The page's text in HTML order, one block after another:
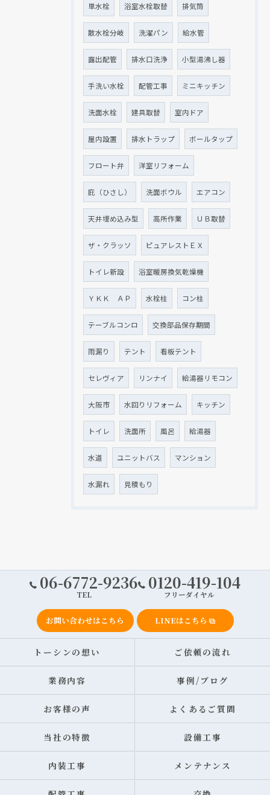
単水栓 浴室水栓取替 排気筒
散水栓分岐 洗濯パン 給水管
露出配管 排水口洗浄 小型湯沸し器
手洗い水栓 配管工事 ミニキッチン
洗面水栓 建具取替 室内ドア
屋内設置 排水トラップ ボールタップ
フロート弁 洋室リフォーム
庇（ひさし） 洗面ボウル エアコン
天井埋め込み型 高所作業 ＵＢ取替
ザ・クラッソ ピュアレストＥＸ
トイレ新設 浴室暖房換気乾燥機
ＹＫＫ ＡＰ 水栓柱 コン柱
テーブルコンロ 交換部品保存期間
雨漏り テント 看板テント
セレヴィア リンナイ 給湯器リモコン
大阪市 水回りリフォーム キッチン
トイレ 洗面所 風呂 給湯器
水道 ユニットバス マンション
水漏れ 見積もり
06-6772-9236
TEL
0120-419-104
フリーダイヤル
お問い合わせはこちら LINEはこちら
トーシンの想い ご依頼の流れ
業務内容 事例/ブログ
お客様の声 よくあるご質問
当社の特徴 設備工事
内装工事 メンテナンス